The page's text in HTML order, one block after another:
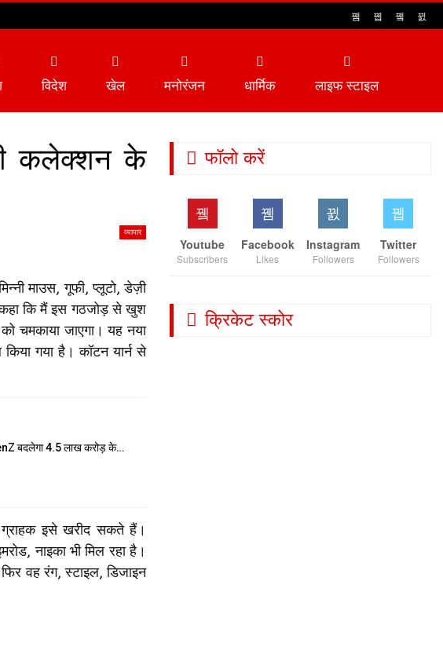
विदेश खेल मनोरंजन धार्मिक लाइफ स्टाइल
टेक्नोलॉजी
कलेक्‍शन के
व्यापार
माउस, गूफी, प्लूटो, डेज़ी
कि मैं इस गठजोड़ से खुश
चमकाया जाएगा। यह नया
गया है। कॉटन यार्न से
बदलेगा ₹4.5 लाख करोड़ के…
इसे खरीद सकते हैं।
नाइका भी मिल रहा है।
वह रंग, स्‍टाइल, डिजाइन
फॉलो करें
Youtube
Subscribers
Facebook
Likes
Instagram
Followers
Twitter
Followers
क्रिकेट स्कोर